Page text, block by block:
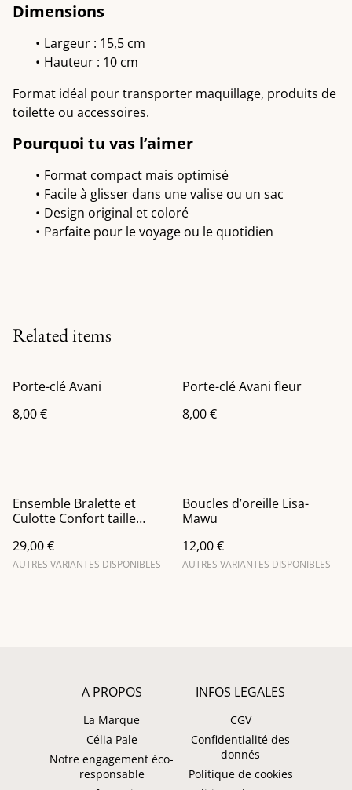
Dimensions
Largeur : 15,5 cm
Hauteur : 10 cm
Format idéal pour transporter maquillage, produits de
toilette ou accessoires.
Pourquoi tu vas l’aimer
Format compact mais optimisé
Facile à glisser dans une valise ou un sac
Design original et coloré
Parfaite pour le voyage ou le quotidien
Related items
Porte-clé Avani
8,00 €
Porte-clé Avani fleur
8,00 €
Ensemble Bralette et
Culotte Confort taille
29,00 €
AUTRES VARIANTES DISPONIBLES
Boucles d’oreille Lisa-
Mawu
12,00 €
AUTRES VARIANTES DISPONIBLES
A PROPOS
La Marque
Célia Pale
Notre engagement éco-
responsable
INFOS LEGALES
CGV
Confidentialité des
donnés
Politique de cookies